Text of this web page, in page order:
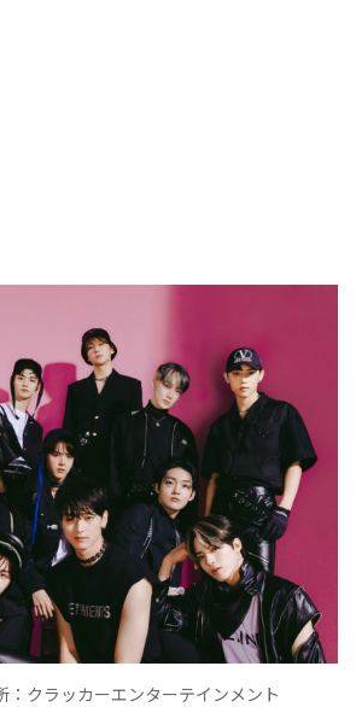
クラッカーエンターテインメント